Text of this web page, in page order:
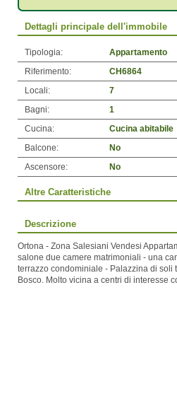
Dettagli principale dell'immobile
Tipologia: Appartamento
Riferimento:
CH6864
Locali:
7
Bagni:
1
Cucina:
Cucina abitabile
Balcone:
No
Ascensore:
No
Altre Caratteristiche
Descrizione
Ortona - Zona Salesiani Vendesi
salone due camere matrimoniali - una
terrazzo condominiale - Palazzina di
Bosco. Molto vicina a centri di interesse